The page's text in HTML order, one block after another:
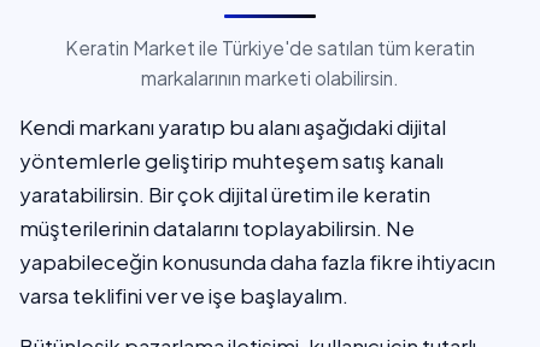
Keratin Market ile Türkiye'de satılan tüm keratin
markalarının marketi olabilirsin.
Kendi markanı yaratıp bu alanı aşağıdaki dijital
yöntemlerle geliştirip muhteşem satış kanalı
yaratabilirsin. Bir çok dijital üretim ile keratin
müşterilerinin datalarını toplayabilirsin. Ne
yapabileceğin konusunda daha fazla fikre ihtiyacın
varsa teklifini ver ve işe başlayalım.